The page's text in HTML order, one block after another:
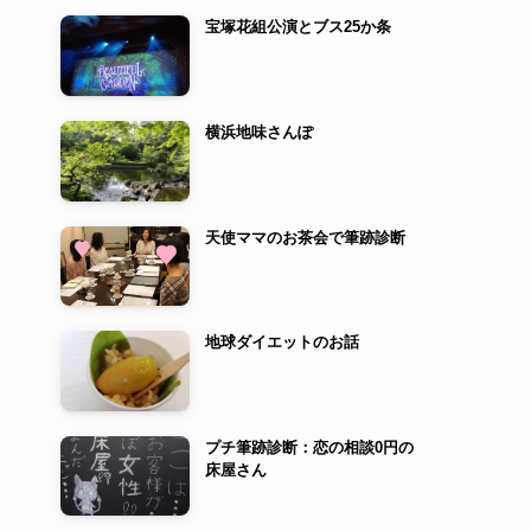
宝塚花組公演とブス25か条
横浜地味さんぽ
天使ママのお茶会で筆跡診断
地球ダイエットのお話
プチ筆跡診断：恋の相談0円の
床屋さん